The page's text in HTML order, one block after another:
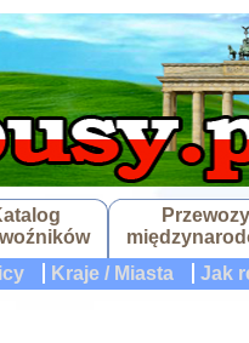
Przewozy
Kraje / Miasta Jak